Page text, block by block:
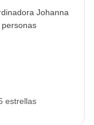
Johanna
estrellas